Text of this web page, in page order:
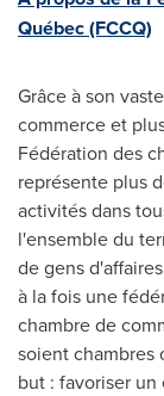
Québec (FCCQ)
Grâce à son
commerce et
Fédération des
représente plus
activités dans
l'ensemble du
de gens
à la fois une
chambre de
soient chambres
but : favoriser